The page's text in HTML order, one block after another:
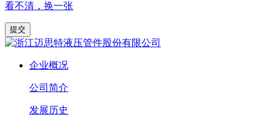
看不清，换一张
企业概况
公司简介
发展历史